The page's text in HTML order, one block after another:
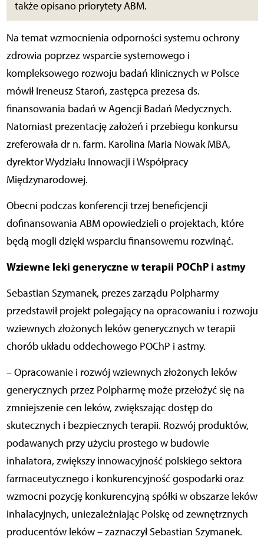
także opisano priorytety ABM.
Na temat wzmocnienia odporności systemu ochrony
zdrowia poprzez wsparcie systemowego i
kompleksowego rozwoju badań klinicznych w Polsce
mówił Ireneusz Staroń, zastępca prezesa ds.
finansowania badań w Agencji Badań Medycznych.
Natomiastprezentację założeń i przebiegu konkursu
zreferowała dr n. farm. Karolina Maria Nowak MBA,
dyrektor Wydziału Innowacji i Współpracy
Międzynarodowej.
Obecni podczas konferencji trzej beneficjencji
dofinansowania ABM opowiedzieli o projektach, które
będą mogli dzięki wsparciu finansowemu rozwinąć.
Wziewne leki generyczne w terapii POChP i astmy
Sebastian Szymanek, prezes zarządu Polpharmy
przedstawił projekt polegający na opracowaniu i rozwoju
wziewnych złożonych leków generycznych w terapii
chorób układu oddechowego POChP i astmy.
– Opracowanie i rozwój wziewnych złożonych leków
generycznych przez Polpharmę może przełożyć się na
zmniejszenie cen leków, zwiększając dostęp do
skutecznych i bezpiecznych terapii. Rozwój produktów,
podawanych przy użyciu prostego w budowie
inhalatora, zwiększy innowacyjność polskiego sektora
farmaceutycznego i konkurencyjność gospodarki oraz
wzmocni pozycję konkurencyjną spółki w obszarze leków
inhalacyjnych, uniezależniając Polskę od zewnętrznych
producentów leków – zaznaczył Sebastian Szymanek.